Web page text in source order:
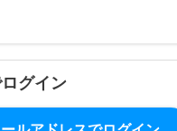
グイン